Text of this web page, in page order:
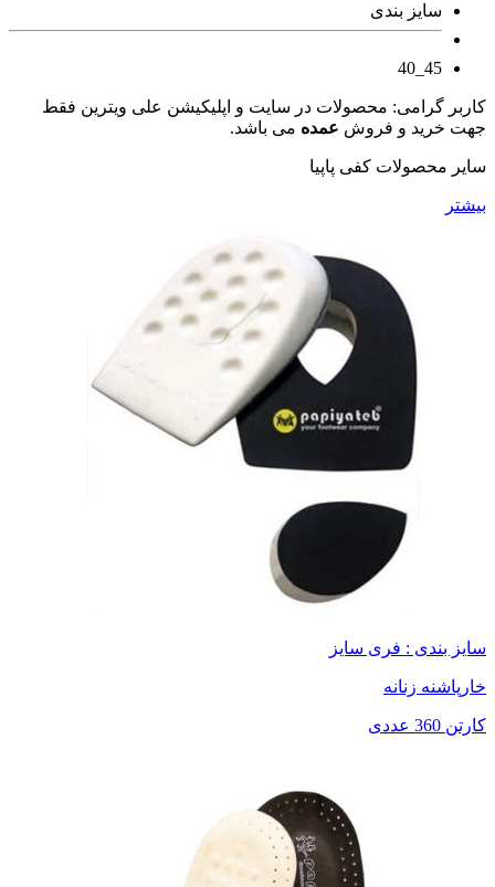
سایز بندی
45_40
کاربر گرامی: محصولات در سایت و اپلیکیشن علی ویترین فقط
جهت خرید و فروش عمده می باشد.
سایر محصولات کفی پاپیا
بیشتر
سایز بندی : فری سایز
خارپاشنه زنانه
کارتن 360 عددی